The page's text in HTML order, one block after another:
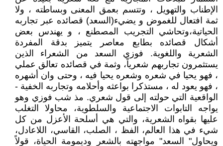
الإطناب والتهويل ، وتتسم بعمق المعنى وبساطته ، ولا
ثمة افتعال للغموض و يضيء(السعد) قصائده عبر تجاربه
الحياتية،وتحاشي التجريب المصطنع ، و يهندس بعض
أشكال قصائده بطابع معاصر يتميز بدقة المفردة
الشعرية واللغوية. فوزي السعد من الشعراء الذين
يستثمرون تجاربهم شعرياً، وثمة في قصائده تعالق عملي
، فهو يحيا في شعره وشعره يحيا فيه ، وحتى وان أشهره
، فهو يعود له ، مستذكرا بواعثه وأحلامه وتجاربه الخفية -
الواقعية التي حولته إلى قول شعري. مذ شب فوزي وهو
يواجه التابوات الاجتماعية والسلطوية، محاولا التغلب
عليها بقواه الشعرية، والتي هي أسلحة الأعزل من كل
شيء في هذا العالم، الفظ ، الصلب، القاسي، اللاعادل،
ويحاول" السعد" مواجهته بالشعر وديمومة الحياة، قولاً